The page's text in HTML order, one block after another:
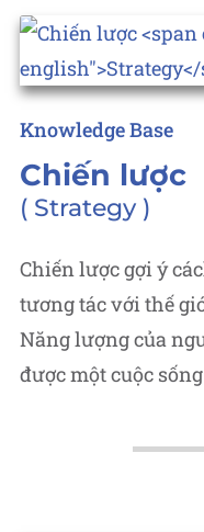
Posted
in
Knowledge Base
Chiến lược
Strategy
Chiến lược gợi ý
tương tác với thế
Năng lượng của
được một cuộc